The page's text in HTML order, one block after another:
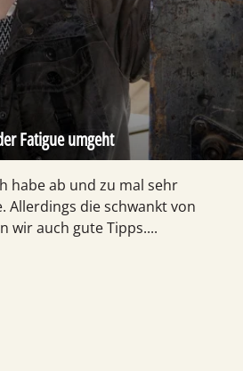
Fatigue umgeht
habe ab und zu mal sehr
Allerdings die schwankt von
wir auch gute Tipps....